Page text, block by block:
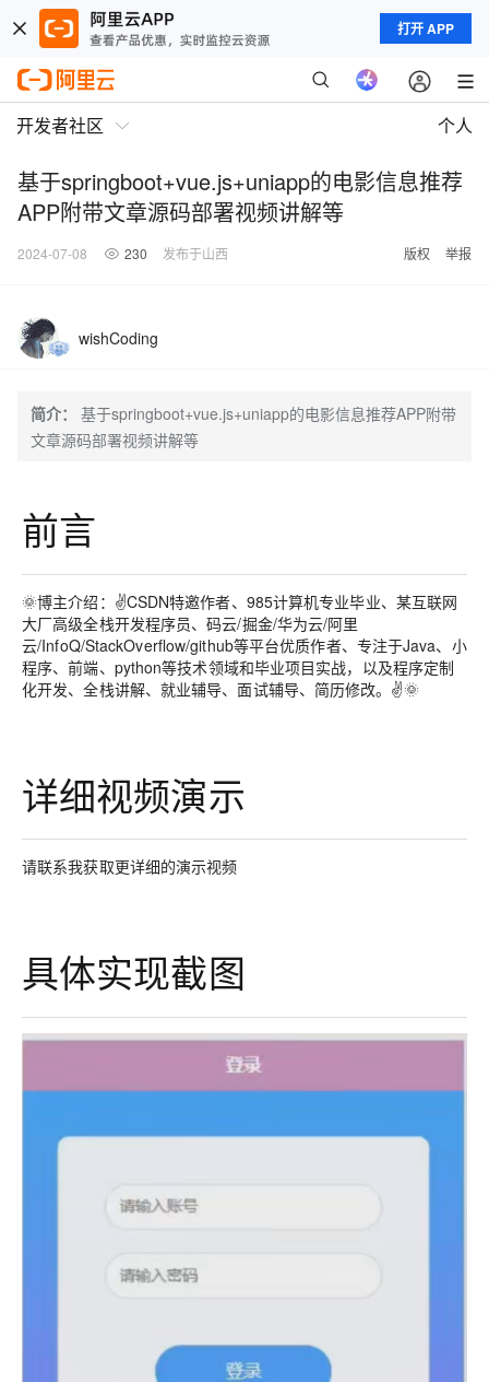
打开 APP
开发者社区 个人
基于springboot+vue.js+uniapp的电影信息推荐
APP附带文章源码部署视频讲解等
2024-07-08 230 发布于山西 版权 举报
wishCoding
简介：
基于springboot+vue.js+uniapp的电影信息推荐APP附带
文章源码部署视频讲解等
前言
🌞博主介绍：✌CSDN特邀作者、985计算机专业毕业、某互联网
大厂高级全栈开发程序员、码云/掘金/华为云/阿里
云/InfoQ/StackOverflow/github等平台优质作者、专注于Java、小
程序、前端、python等技术领域和毕业项目实战，以及程序定制
化开发、全栈讲解、就业辅导、面试辅导、简历修改。✌🌞
详细视频演示
请联系我获取更详细的演示视频
具体实现截图